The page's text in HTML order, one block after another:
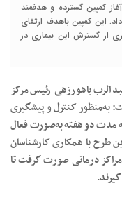
کمپین گسترده و هدفمند
این کمپین باهدف ارتقای
از گسترش این بیماری در
باهورزهی رئیس مرکز
به‌منظور کنترل و پیشگیری
به مدت دو هفته به‌صورت فعال
طرح با همکاری کارشناسان
درمانی صورت گرفت تا